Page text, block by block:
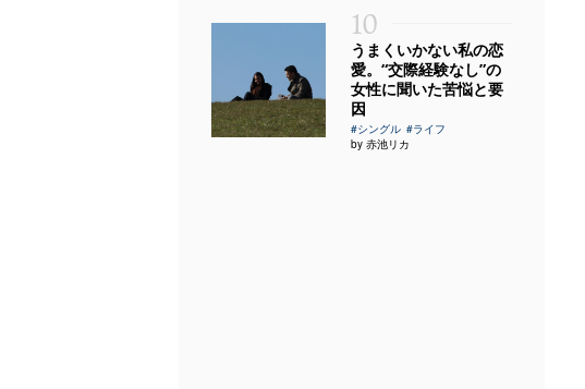
10
うまくいかない私の恋
愛。“交際経験なし”の
女性に聞いた苦悩と要
因
#シングル #ライフ
by 赤池リカ